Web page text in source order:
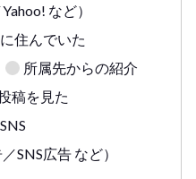
など）
住んでいた
所属先からの紹介
稿を見た
SNS広告 など）